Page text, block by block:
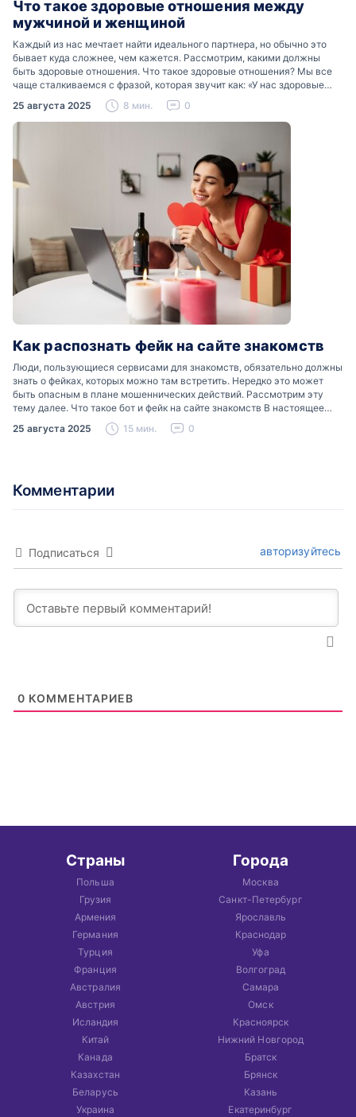
Что такое здоровые отношения между
мужчиной и женщиной
Каждый из нас мечтает найти идеального партнера, но обычно это
бывает куда сложнее, чем кажется. Рассмотрим, какими должны
быть здоровые отношения. Что такое здоровые отношения? Мы все
чаще сталкиваемся с фразой, которая звучит как: «У нас здоровые
отношения». Что именно подразумевается…
25 августа 2025 8 мин. 0
Как распознать фейк на сайте знакомств
Люди, пользующиеся сервисами для знакомств, обязательно должны
знать о фейках, которых можно там встретить. Нередко это может
быть опасным в плане мошеннических действий. Рассмотрим эту
тему далее. Что такое бот и фейк на сайте знакомств В настоящее
время можно встретить свою…
25 августа 2025 15 мин. 0
Комментарии
Подписаться авторизуйтесь
0 КОММЕНТАРИЕВ
Страны
Польша
Грузия
Армения
Германия
Турция
Франция
Австралия
Австрия
Исландия
Китай
Канада
Казахстан
Беларусь
Украина
Города
Москва
Санкт-Петербург
Ярославль
Краснодар
Уфа
Волгоград
Самара
Омск
Красноярск
Нижний Новгород
Братск
Брянск
Казань
Екатеринбург